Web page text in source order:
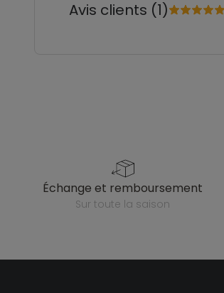
Avis clients (1)
échange et remboursement
sur toute la saison